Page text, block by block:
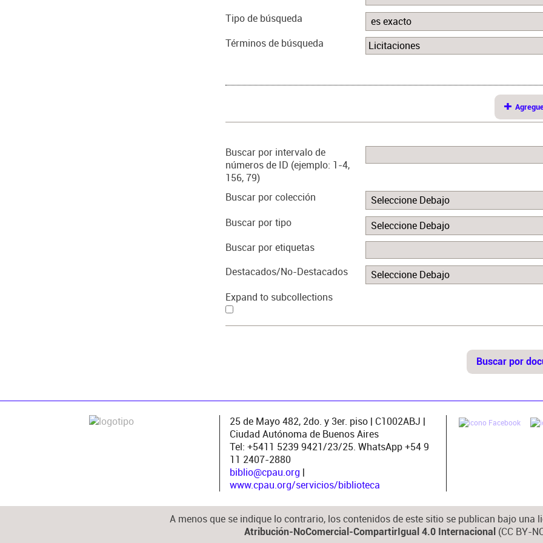
Tipo de búsqueda
Términos de búsqueda
Buscar por intervalo de
números de ID (ejemplo: 1-4,
156, 79)
Buscar por colección
Buscar por tipo
Buscar por etiquetas
Destacados/No-Destacados
Expand to subcollections
25 de Mayo 482, 2do. y 3er. piso | C1002ABJ |
Ciudad Autónoma de Buenos Aires
Tel: +5411 5239 9421/23/25. WhatsApp +54 9
11 2407-2880
biblio@cpau.org |
www.cpau.org/servicios/biblioteca
A menos que se indique lo contrario, los contenidos de este sitio se publican bajo una
Atribución-NoComercial-CompartirIgual 4.0 Internacional (CC BY-